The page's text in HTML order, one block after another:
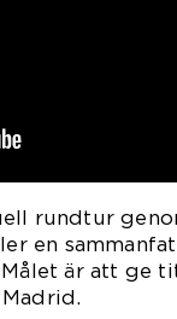
rundtur
en
är att ge